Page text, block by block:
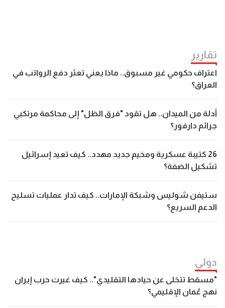
تقارير
اعتراف حكومي غير مسبوق.. ماذا يعني تعثر دفع الرواتب في
العراق؟
أدلة من الميدان.. هل تقود "فرق الظل" إلى محاكمة مرتكبي
جرائم دارفور؟
26 كتيبة عسكرية ومخيم جديد مهدد.. كيف تعيد إسرائيل
تشكيل الضفة؟
ستيفن شوليس وشبكة الإمارات.. كيف تدار عمليات تسليح
الدعم السريع؟
دولي
"مسقط تتخلى عن حيادها التقليدي".. كيف غيرت حرب إيران
نهج عُمان الإقليمي؟